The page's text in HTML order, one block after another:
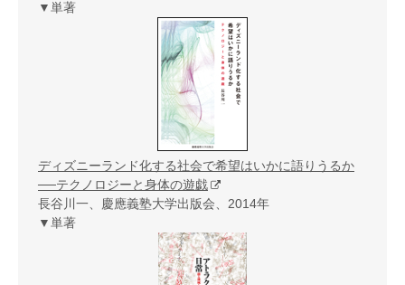
▼単著
ディズニーランド化する社会で希望はいかに語りうるか
──テクノロジーと身体の遊戯
長谷川一、慶應義塾大学出版会、2014年
▼単著